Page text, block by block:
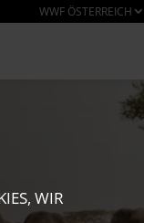
WWF ÖSTERREICH
WIR